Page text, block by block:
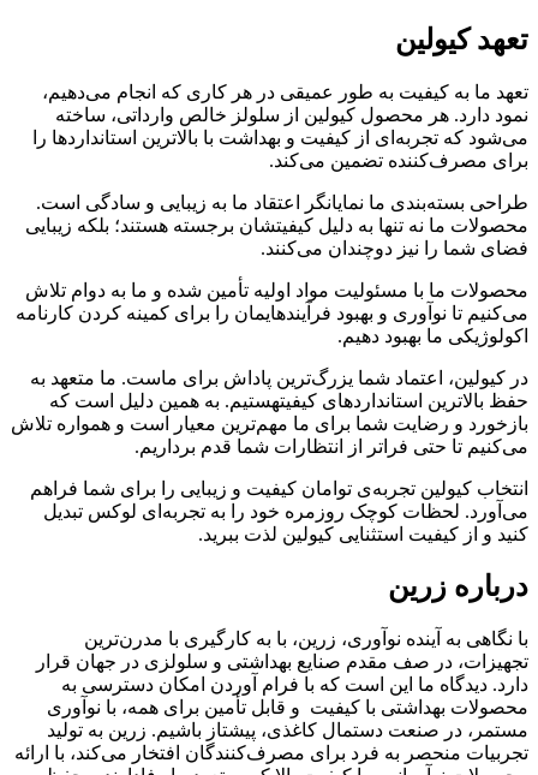
تعهد کیولین
تعهد ما به کیفیت به طور عمیقی در هر کاری که انجام می‌دهیم،
نمود دارد. هر محصول کیولین از سلولز خالص وارداتی، ساخته
می‌شود که تجربه‌ای از کیفیت و بهداشت با بالاترین‌ استانداردها را
برای مصرف‌کننده تضمین می‌کند.
طراحی بسته‌بندی ما نمایانگر اعتقاد ما به زیبایی و سادگی است.
محصولات ما نه تنها به دلیل کیفیتشان برجسته هستند؛ بلکه زیبایی
فضای شما را نیز دوچندان می‌کنند.
محصولات ما با مسئولیت مواد اولیه تأمین شده و ما به دوام تلاش
می‌کنیم تا نوآوری و بهبود فرآیندهایمان را برای کمینه کردن کارنامه
اکولوژیکی ما بهبود دهیم.
در کیولین، اعتماد شما یزرگ‌ترین پاداش برای ماست. ما متعهد به
حفظ بالاترین استانداردهای کیفیتهستیم. به همین دلیل است که
بازخورد و رضایت شما برای ما مهم‌ترین معیار است و همواره تلاش
می‌کنیم تا حتی فراتر از انتظارات شما قدم برداریم.
انتخاب کیولین تجربه‌ی توامان کیفیت و زیبایی را برای شما فراهم
می‌آورد. لحظات کوچک روزمره خود را به تجربه‌ای لوکس تبدیل
کنید و از کیفیت استثنایی کیولین لذت ببرید.
درباره زرین
با نگاهی به آینده نوآوری، زرین، با به‌ کارگیری با مدرن‌ترین
تجهیزات، در صف مقدم صنایع بهداشتی و سلولزی در جهان قرار
دارد. دیدگاه ما این است که با فرام آوردن امکان دسترسی به
محصولات بهداشتی با کیفیت و قابل تأمین برای همه، با نوآوری
مستمر، در صنعت دستمال کاغذی، پیشتاز باشیم. زرین به تولید
تجربیات منحصر به فرد برای مصرف‌کنندگان افتخار می‌کند، با ارائه